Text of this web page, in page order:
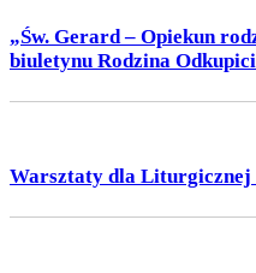
„Św. Gerard – Opiekun
biuletynu Rodzina
Warsztaty dla Liturgicznej